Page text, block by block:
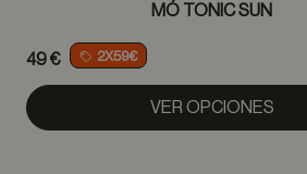
MÓ TONIC SUN
49 € 2X59€
VER OPCIONES